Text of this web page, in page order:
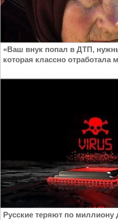
«Ваш внук попал в ДТП,
которая классно отработала
Русские теряют по